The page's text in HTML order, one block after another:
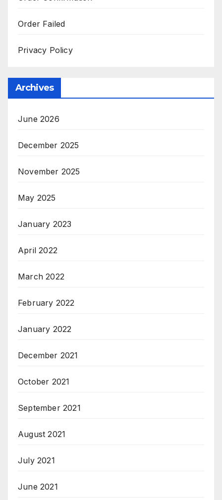
Order Failed
Privacy Policy
Archives
June 2026
December 2025
November 2025
May 2025
January 2023
April 2022
March 2022
February 2022
January 2022
December 2021
October 2021
September 2021
August 2021
July 2021
June 2021